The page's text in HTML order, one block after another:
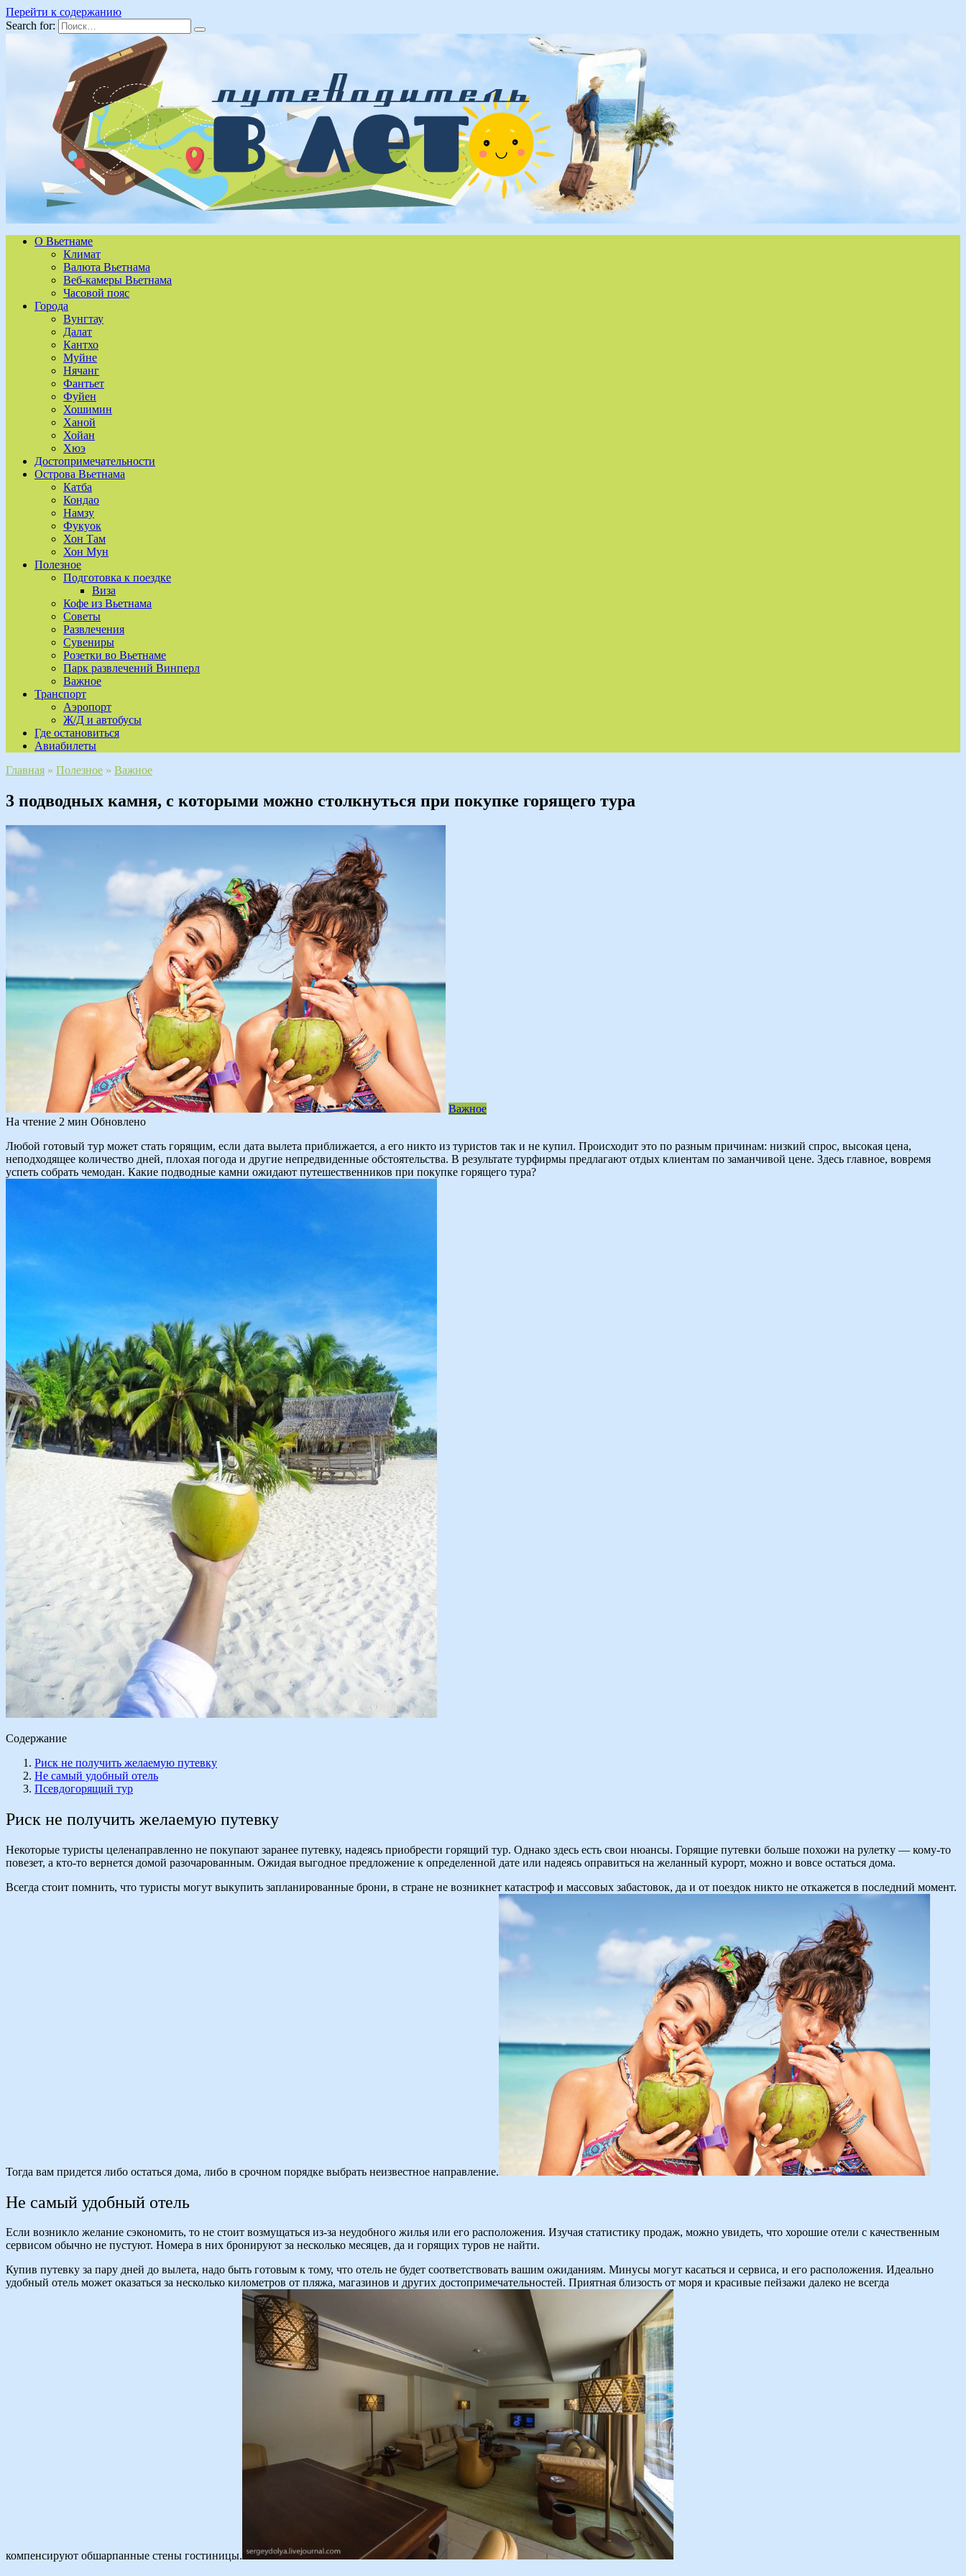
Перейти к содержанию
Search for:
О Вьетнаме
Климат
Валюта Вьетнама
Веб-камеры Вьетнама
Часовой пояс
Города
Вунгтау
Далат
Кантхо
Муйне
Нячанг
Фантьет
Фуйен
Хошимин
Ханой
Хойан
Хюэ
Достопримечательности
Острова Вьетнама
Катба
Кондао
Намзу
Фукуок
Хон Там
Хон Мун
Полезное
Подготовка к поездке
Виза
Кофе из Вьетнама
Советы
Развлечения
Сувениры
Розетки во Вьетнаме
Парк развлечений Винперл
Важное
Транспорт
Аэропорт
Ж/Д и автобусы
Где остановиться
Авиабилеты
Главная » Полезное » Важное
3 подводных камня, с которыми можно столкнуться при покупке горящего тура
Важное
На чтение 2 мин Обновлено
Любой готовый тур может стать горящим, если дата вылета приближается, а его никто из туристов так и не купил. Происходит это по разным причинам: низкий спрос, высокая цена,
неподходящее количество дней, плохая погода и другие непредвиденные обстоятельства. В результате турфирмы предлагают отдых клиентам по заманчивой цене. Здесь главное, вовремя
успеть собрать чемодан. Какие подводные камни ожидают путешественников при покупке горящего тура?
Содержание
Риск не получить желаемую путевку
Не самый удобный отель
Псевдогорящий тур
Риск не получить желаемую путевку
Некоторые туристы целенаправленно не покупают заранее путевку, надеясь приобрести горящий тур. Однако здесь есть свои нюансы. Горящие путевки больше похожи на рулетку — кому-то
повезет, а кто-то вернется домой разочарованным. Ожидая выгодное предложение к определенной дате или надеясь оправиться на желанный курорт, можно и вовсе остаться дома.
Всегда стоит помнить, что туристы могут выкупить запланированные брони, в стране не возникнет катастроф и массовых забастовок, да и от поездок никто не откажется в последний момент.
Тогда вам придется либо остаться дома, либо в срочном порядке выбрать неизвестное направление.
Не самый удобный отель
Если возникло желание сэкономить, то не стоит возмущаться из-за неудобного жилья или его расположения. Изучая статистику продаж, можно увидеть, что хорошие отели с качественным
сервисом обычно не пустуют. Номера в них бронируют за несколько месяцев, да и горящих туров не найти.
Купив путевку за пару дней до вылета, надо быть готовым к тому, что отель не будет соответствовать вашим ожиданиям. Минусы могут касаться и сервиса, и его расположения. Идеально
удобный отель может оказаться за несколько километров от пляжа, магазинов и других достопримечательностей. Приятная близость от моря и красивые пейзажи далеко не всегда
компенсируют обшарпанные стены гостиницы.